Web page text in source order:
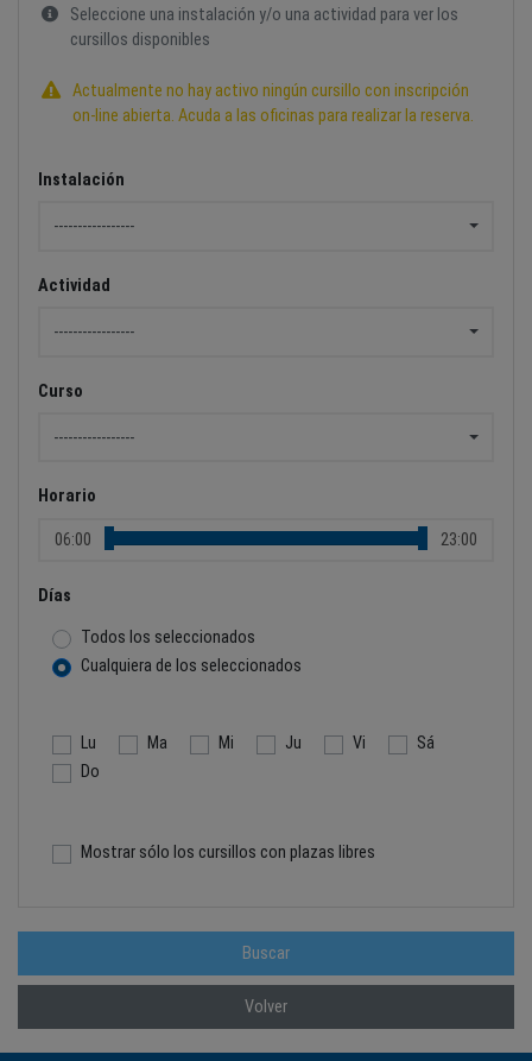
Seleccione una instalación y/o una actividad para ver los
cursillos disponibles
Actualmente no hay activo ningún cursillo con inscripción
on-line abierta. Acuda a las oficinas para realizar la reserva.
Instalación
-----------------
Actividad
-----------------
Curso
-----------------
Horario
06:00 23:00
Días
Todos los seleccionados
Cualquiera de los seleccionados
Lu Ma Mi Ju Vi
Sá
Do
Mostrar sólo los cursillos con plazas libres